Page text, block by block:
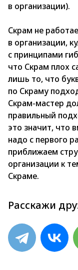
в организации).
Скрам не
в организации,
с принципами
что Скрам плох
лишь то, что
по Скраму
Скрам-мастер
правильный
это значит, что
надо с первого
приближаем
организации к
Скраме.
Расскажи